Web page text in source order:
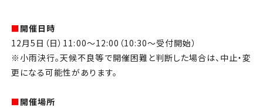
■開催日時
12月5 日（日） 11:00～12:00（10:30～受付開始）
※小雨決行。天候不良等で開催困難と判断した場合は、中止・変
更になる可能性があります。
■開催場所